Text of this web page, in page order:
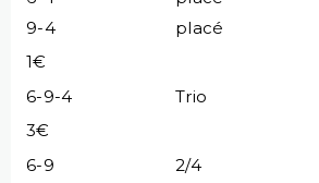
9-4
placé
1€
6-9-4
Trio
3€
6-9
2/4